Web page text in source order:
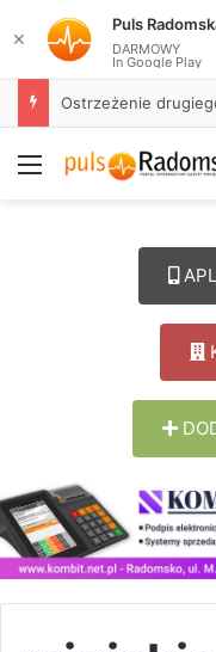
Menu
✕
Puls
DARMOWY
In Google Play